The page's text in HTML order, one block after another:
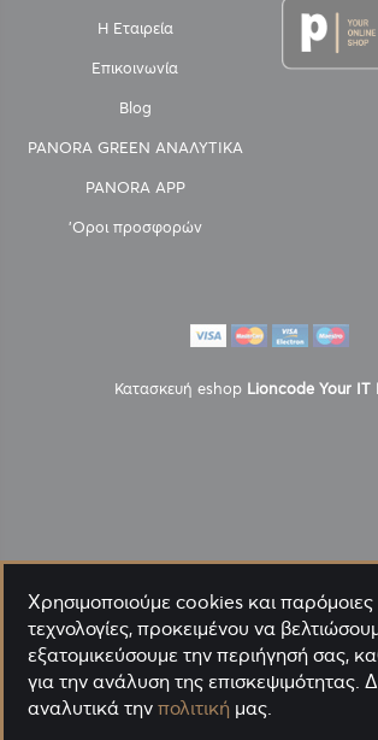
Η Εταιρεία
Επικοινωνία
Blog
PANORA GREEN ΑΝΑΛΥΤΙΚΑ
PANORA APP
'Οροι προσφορών
Κατασκευή eshop Lioncode Your IT
Χρησιμοποιούμε cookies και παρόμοιες
τεχνολογίες, προκειμένου να
εξατομικεύσουμε την περιήγησή σας,
για την ανάλυση της επισκεψιμότητας.
αναλυτικά την πολιτική μας.